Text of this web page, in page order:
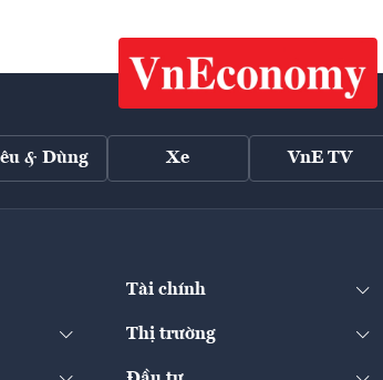
& Dùng Xe VnE TV
Tài chính
Thị trường